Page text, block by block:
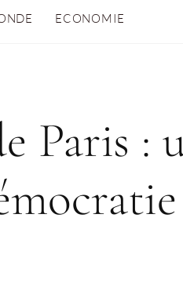
ECONOMIE
Paris :